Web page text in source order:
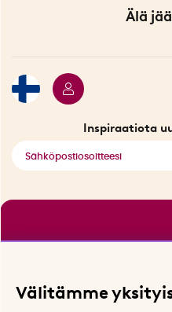
Myymälä
Älä
Inspiraatiota
Välitämme